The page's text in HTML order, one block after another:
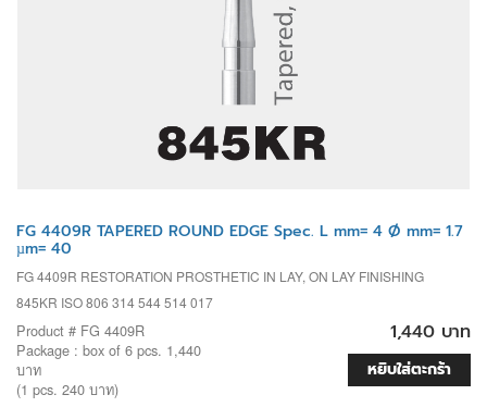
FG 4409R TAPERED ROUND EDGE Spec. L mm= 4 Ø mm= 1.7
µm= 40
FG 4409R RESTORATION PROSTHETIC IN LAY, ON LAY FINISHING
845KR ISO 806 314 544 514 017
Product # FG 4409R
Package : box of 6 pcs. 1,440
บาท
(1 pcs. 240 บาท)
1,440 บาท
หยิบใส่ตะกร้า